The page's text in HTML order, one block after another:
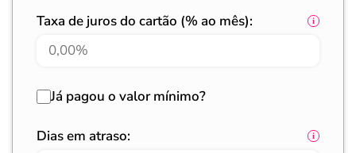
Taxa de juros do cartão (% ao mês):
Já pagou o valor mínimo?
Dias em atraso: